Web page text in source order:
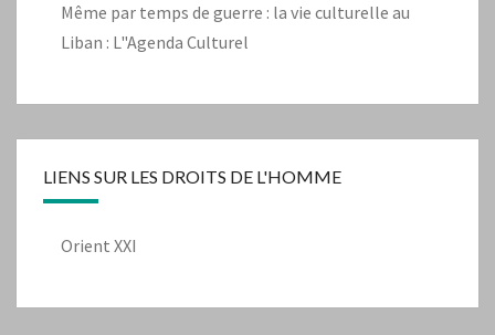
Même par temps de guerre : la vie culturelle au
Liban : L"Agenda Culturel
LIENS SUR LES DROITS DE L'HOMME
Orient XXI